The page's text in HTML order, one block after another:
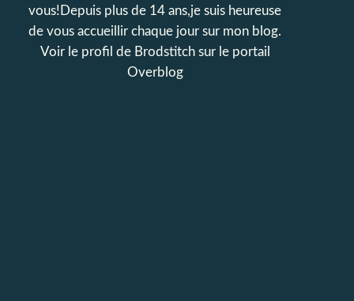
vous!Depuis plus de 14 ans,je suis heureuse
de vous accueillir chaque jour sur mon blog.
Voir le profil de Brodstitchsur le portail
Overblog